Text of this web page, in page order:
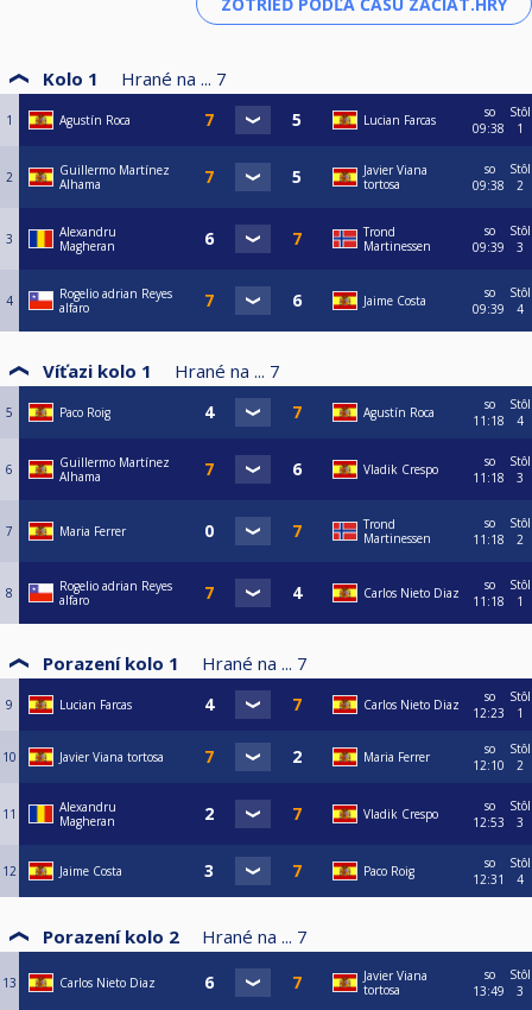
Kolo 1 Hrané na ... 7
1 Agustín Roca Lucian Farcas
so
09:38
Stôl
1
2
Guillermo Martínez
Alhama
Javier Viana
tortosa
so
09:38
Stôl
2
3
Alexandru
Magheran
Trond
Martinessen
so
09:39
Stôl
3
4
Rogelio adrian Reyes
alfaro
Jaime Costa
so
09:39
Stôl
4
Víťazi kolo 1 Hrané na ... 7
5 Paco Roig Agustín Roca
so
11:18
Stôl
4
6
Guillermo Martínez
Alhama
Vladik Crespo
so
11:18
Stôl
3
7 Maria Ferrer
Trond
Martinessen
so
11:18
Stôl
2
8
Rogelio adrian Reyes
alfaro
Carlos Nieto Diaz
so
11:18
Stôl
1
Porazení kolo 1 Hrané na ... 7
9 Lucian Farcas Carlos Nieto Diaz
so
12:23
Stôl
1
10 Javier Viana tortosa Maria Ferrer
so
12:10
Stôl
2
11
Alexandru
Magheran
Vladik Crespo
so
12:53
Stôl
3
12 Jaime Costa Paco Roig
so
12:31
Stôl
4
Porazení kolo 2 Hrané na ... 7
13 Carlos Nieto Diaz
Javier Viana
tortosa
so
13:49
Stôl
3